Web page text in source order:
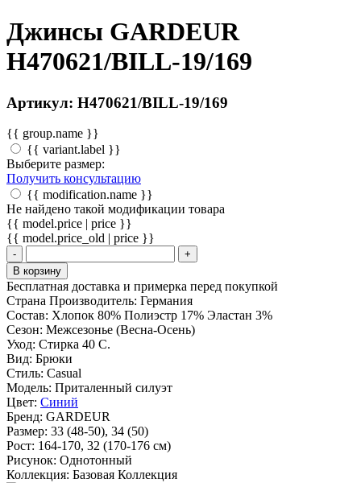
Джинсы GARDEUR
H470621/BILL-19/169
Артикул: H470621/BILL-19/169
{{ group.name }}
{{ variant.label }}
Выберите размер:
Получить консультацию
{{ modification.name }}
Не найдено такой модификации товара
{{ model.price | price }}
{{ model.price_old | price }}
-
+
В корзину
Бесплатная доставка и примерка перед покупкой
Страна Производитель: Германия
Состав: Хлопок 80% Полиэстр 17% Эластан 3%
Сезон: Межсезонье (Весна-Осень)
Уход: Стирка 40 С.
Вид: Брюки
Стиль: Casual
Модель: Приталенный силуэт
Цвет: Синий
Бренд: GARDEUR
Размер: 33 (48-50), 34 (50)
Рост: 164-170, 32 (170-176 cм)
Рисунок: Однотонный
Коллекция: Базовая Коллекция